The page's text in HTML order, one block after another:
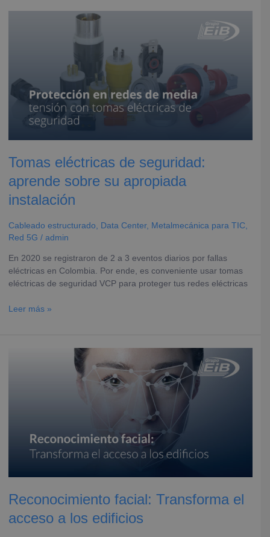
Tomas eléctricas de seguridad:
aprende sobre su apropiada
instalación
Cableado estructurado Data Center, Metalmecánica para TIC
Red 5G / admin
En 2020 se registraron de 2 a 3 eventos diarios por fallas
eléctricas en Colombia. Por ende, es conveniente usar tomas
eléctricas de seguridad VCP para proteger tus redes eléctricas
sobre
apropiada
instalación
Leer más »
Reconocimiento facial: Transforma el
acceso a los edificios
edificios